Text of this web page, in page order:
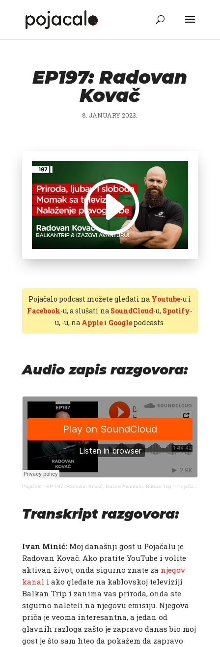
EP197: Radovan
Kovač
8. JANUARY 2023.
Pojačalo podcast možete gledati na Youtube-u i
Facebook-u, a slušati na SoundCloud-u, Spotify-
u, -u, na Applei Googlepodcasts.
Audio zapis razgovora:
Pojačalo · EP 197: Radovan Kovač, Izazovi Avanturu, Balkan Trip – Pojačalo podcast
Transkript razgovora:
Ivan Minić: Moj današnji gost u Pojačalu je
Radovan Kovač. Ako pratite YouTube i volite
aktivan život, onda sigurno znate za njegov
kanal i ako gledate na kablovskoj televiziji
Balkan Trip i zanima vas priroda, onda ste
sigurno naleteli na njegovu emisiju. Njegova
priča je veoma interesantna, a jedan od
glavnih razloga zašto je zapravo danas bio moj
gost je što sam hteo da pokažem da zapravo